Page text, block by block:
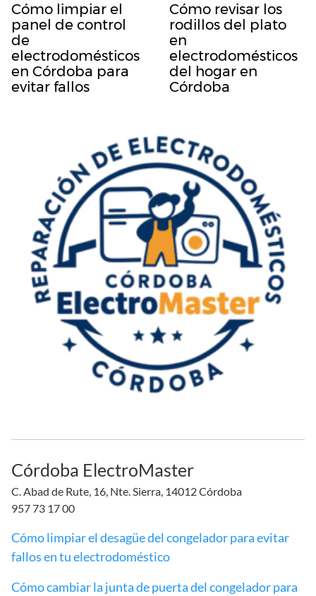
Cómo limpiar el
panel de control
de
electrodomésticos
en Córdoba para
evitar fallos
Cómo revisar los
rodillos del plato
en
electrodomésticos
del hogar en
Córdoba
Córdoba ElectroMaster
C. Abad de Rute, 16, Nte. Sierra, 14012 Córdoba
957 73 17 00
Cómo limpiar el desagüe del congelador para evitar
fallos en tu electrodoméstico
Cómo cambiar la junta de puerta del congelador para